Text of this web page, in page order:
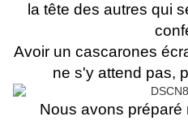
la tête des autres qui
Avoir un cascarones
ne s'y attend pas,
Nous avons préparé